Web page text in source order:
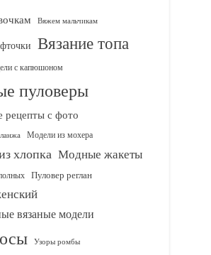
Вяжем мальчикам
Вязание топа
с капюшоном
пуловеры
с фото
Модели из мохера
хлопка Модные жакеты
Пуловер реглан
вязаные модели
Узоры ромбы